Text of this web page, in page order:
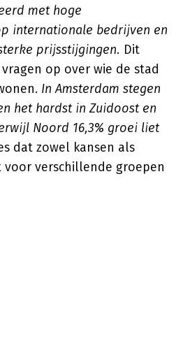
met hoge
internationale bedrijven en
prijsstijgingen. Dit
op over wie de stad
In Amsterdam stegen
het hardst in Zuidoost en
Noord 16,3% groei liet
dat zowel kansen als
voor verschillende groepen